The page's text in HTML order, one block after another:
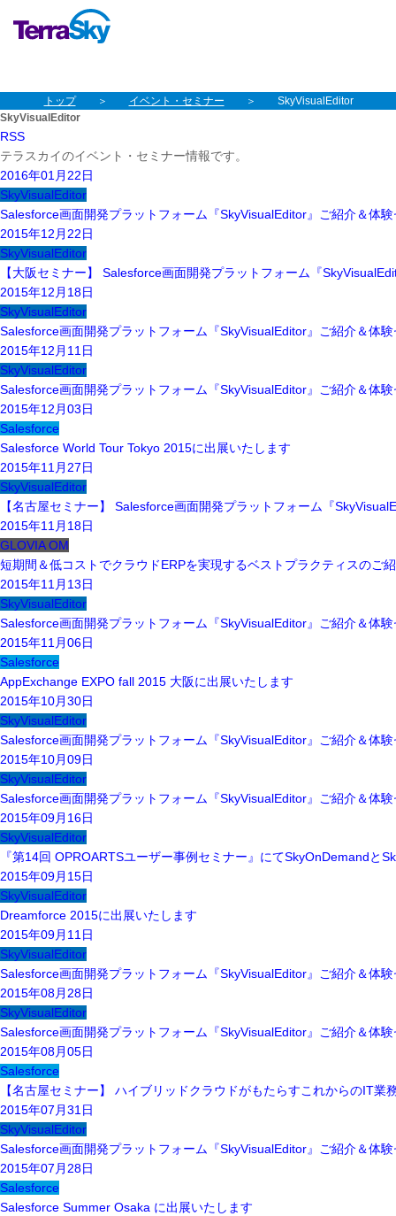
本文へスキップ
グローバルナビゲーションへスキップ
トップ イベント・セミナー
SkyVisualEditor
SkyVisualEditor
RSS
テラスカイのイベント・セミナー情報です。
2016年01月22日
SkyVisualEditor
Salesforce画面開発プラットフォーム『SkyVisualEditor』ご紹介＆体
2015年12月22日
SkyVisualEditor
【大阪セミナー】 Salesforce画面開発プラットフォーム『
2015年12月18日
SkyVisualEditor
Salesforce画面開発プラットフォーム『SkyVisualEditor』ご紹介＆体
2015年12月11日
SkyVisualEditor
Salesforce画面開発プラットフォーム『SkyVisualEditor』ご紹介＆体
2015年12月03日
Salesforce
Salesforce World Tour Tokyo 2015に出展いたします
2015年11月27日
SkyVisualEditor
【名古屋セミナー】 Salesforce画面開発プラットフォーム『
2015年11月18日
GLOVIA OM
短期間＆低コストでクラウドERPを実現するベストプラクティスの
2015年11月13日
SkyVisualEditor
Salesforce画面開発プラットフォーム『SkyVisualEditor』ご紹介＆体
2015年11月06日
Salesforce
AppExchange EXPO fall 2015 大阪に出展いたします
2015年10月30日
SkyVisualEditor
Salesforce画面開発プラットフォーム『SkyVisualEditor』ご紹介＆体
2015年10月09日
SkyVisualEditor
Salesforce画面開発プラットフォーム『SkyVisualEditor』ご紹介＆体
2015年09月16日
SkyVisualEditor
『第14回 OPROARTSユーザー事例セミナー』にてSkyOnDemandと
2015年09月15日
SkyVisualEditor
Dreamforce 2015に出展いたします
2015年09月11日
SkyVisualEditor
Salesforce画面開発プラットフォーム『SkyVisualEditor』ご紹介＆体
2015年08月28日
SkyVisualEditor
Salesforce画面開発プラットフォーム『SkyVisualEditor』ご紹介＆体
2015年08月05日
Salesforce
【名古屋セミナー】 ハイブリッドクラウドがもたらすこれからのIT
2015年07月31日
SkyVisualEditor
Salesforce画面開発プラットフォーム『SkyVisualEditor』ご紹介＆体
2015年07月28日
Salesforce
Salesforce Summer Osaka に出展いたします